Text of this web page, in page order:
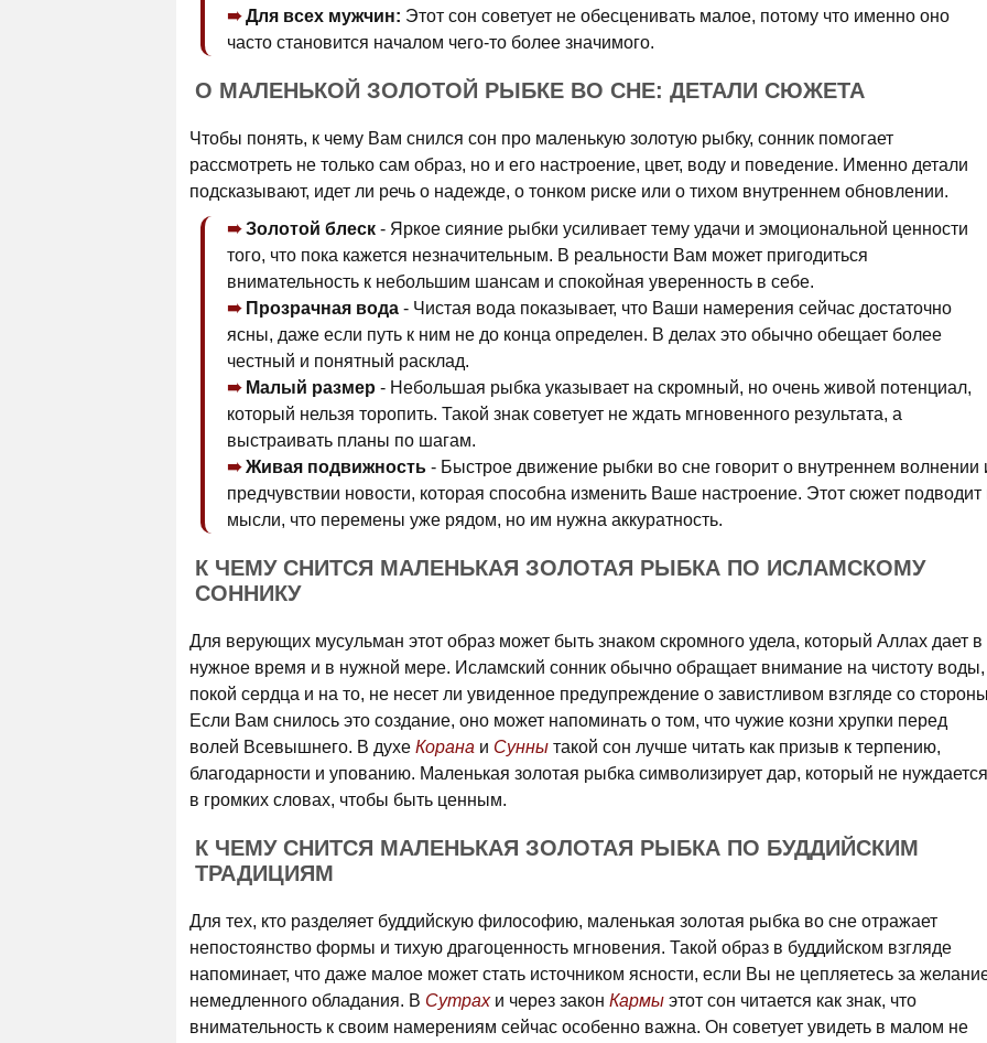
Для всех мужчин: Этот сон советует не обесценивать малое, потому что именно оно
часто становится началом чего-то более значимого.
О МАЛЕНЬКОЙ ЗОЛОТОЙ РЫБКЕ ВО СНЕ: ДЕТАЛИ СЮЖЕТА
Чтобы понять, к чему Вам снился сон про маленькую золотую рыбку, сонник помогает
рассмотреть не только сам образ, но и его настроение, цвет, воду и поведение. Именно детали
подсказывают, идет ли речь о надежде, о тонком риске или о тихом внутреннем обновлении.
Золотой блеск - Яркое сияние рыбки усиливает тему удачи и эмоциональной ценности
того, что пока кажется незначительным. В реальности Вам может пригодиться
внимательность к небольшим шансам и спокойная уверенность в себе.
Прозрачная вода - Чистая вода показывает, что Ваши намерения сейчас достаточно
ясны, даже если путь к ним не до конца определен. В делах это обычно обещает более
честный и понятный расклад.
Малый размер - Небольшая рыбка указывает на скромный, но очень живой потенциал,
который нельзя торопить. Такой знак советует не ждать мгновенного результата, а
выстраивать планы по шагам.
Живая подвижность - Быстрое движение рыбки во сне говорит о внутреннем волнении
предчувствии новости, которая способна изменить Ваше настроение. Этот сюжет подводит
мысли, что перемены уже рядом, но им нужна аккуратность.
К ЧЕМУ СНИТСЯ МАЛЕНЬКАЯ ЗОЛОТАЯ РЫБКА ПО ИСЛАМСКОМУ
СОННИКУ
Для верующих мусульман этот образ может быть знаком скромного удела, который Аллах дает в
нужное время и в нужной мере. Исламский сонник обычно обращает внимание на чистоту воды,
покой сердца и на то, не несет ли увиденное предупреждение о завистливом взгляде со
Если Вам снилось это создание, оно может напоминать о том, что чужие козни хрупки перед
волей Всевышнего. В духе Корана и Сунны такой сон лучше читать как призыв к терпению,
благодарности и упованию. Маленькая золотая рыбка символизирует дар, который не нуждается
в громких словах, чтобы быть ценным.
К ЧЕМУ СНИТСЯ МАЛЕНЬКАЯ ЗОЛОТАЯ РЫБКА ПО БУДДИЙСКИМ
ТРАДИЦИЯМ
Для тех, кто разделяет буддийскую философию, маленькая золотая рыбка во сне отражает
непостоянство формы и тихую драгоценность мгновения. Такой образ в буддийском взгляде
напоминает, что даже малое может стать источником ясности, если Вы не цепляетесь за
немедленного обладания. В Сутрахи через закон Кармы этот сон читается как знак, что
внимательность к своим намерениям сейчас особенно важна. Он советует увидеть в малом не